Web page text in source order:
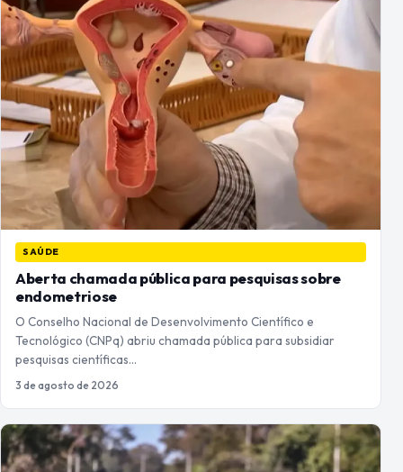
SAÚDE
Aberta chamada pública para pesquisas sobre
endometriose
O Conselho Nacional de Desenvolvimento Científico e
Tecnológico (CNPq) abriu chamada pública para subsidiar
pesquisas científicas…
3 de agosto de 2026